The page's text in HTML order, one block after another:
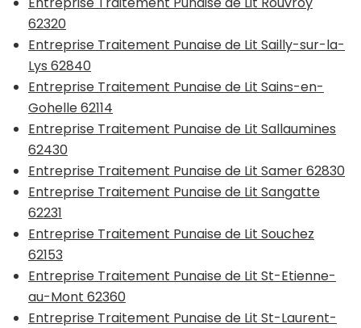
62320
Entreprise Traitement Punaise de Lit Sailly-sur-la-
Lys 62840
Entreprise Traitement Punaise de Lit Sains-en-
Gohelle 62114
Entreprise Traitement Punaise de Lit Sallaumines
62430
Entreprise Traitement Punaise de Lit Samer 62830
Entreprise Traitement Punaise de Lit Sangatte
62231
Entreprise Traitement Punaise de Lit Souchez
62153
Entreprise Traitement Punaise de Lit St-Etienne-
au-Mont 62360
Entreprise Traitement Punaise de Lit St-Laurent-